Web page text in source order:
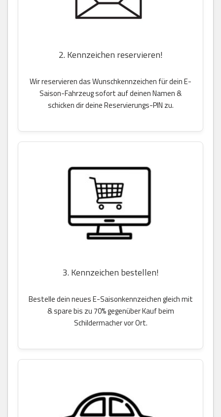
2. Kennzeichen reservieren!
Wir reservieren das Wunschkennzeichen für dein E-
Saison-Fahrzeug sofort auf deinen Namen &
schicken dir deine Reservierungs-PIN zu.
3. Kennzeichen bestellen!
Bestelle dein neues E-Saisonkennzeichen gleich mit
& spare bis zu 70% gegenüber Kauf beim
Schildermacher vor Ort.